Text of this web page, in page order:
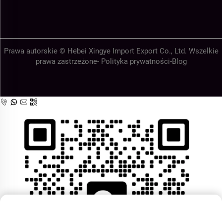
Prawa autorskie © Hebei Xingye Import Export Co., Ltd. Wszelkie
prawa zastrzeżone- Polityka prywatności-Blog